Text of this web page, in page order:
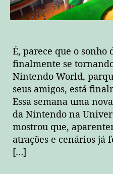
É, parece que o sonho
finalmente se
Nintendo World,
seus amigos, está
Essa semana uma
da Nintendo na
mostrou que,
atrações e cenários já
[…]